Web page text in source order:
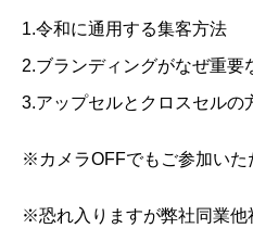
1.令和に通用する集客方法
2.ブランディングがなぜ重要
3.アップセルとクロスセルの
※カメラOFFでもご参加いた
※恐れ入りますが弊社同業他